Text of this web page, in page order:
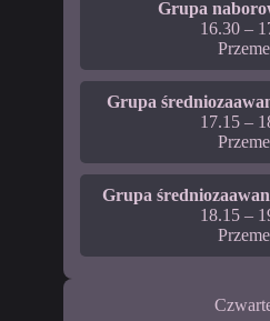
Grupa
16.30 –
Grupa
17.15 –
Grupa
18.15 –